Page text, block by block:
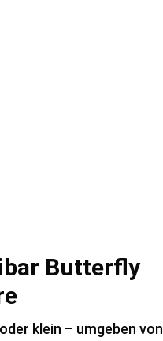
Butterfly
klein – umgeben von